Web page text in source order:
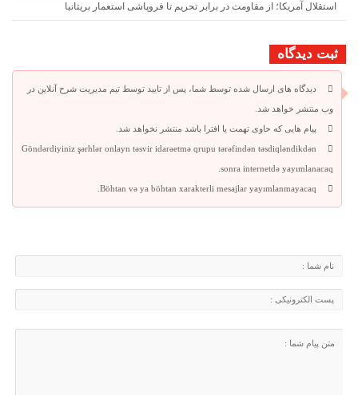
استقلال آمریکا؛ از مقاومت در برابر تحریم تا فروپاشی استعمار بریتانیا
ثبت دیدگاه
دیدگاه های ارسال شده توسط شما، پس از تایید توسط تیم مدیریت شرح آنلاین در
وب منتشر خواهد شد.
پیام هایی که حاوی تهمت یا افترا باشد منتشر نخواهد شد.
Göndərdiyiniz şərhlər onlayn təsvir idarəetmə qrupu tərəfindən təsdiqləndikdən
sonra internetdə yayımlanacaq.
Böhtan və ya böhtan xarakterli mesajlar yayımlanmayacaq.